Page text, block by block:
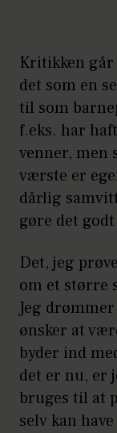
Kritikken går
det som en
til som
f.eks. har
venner, men
værste er
dårlig
gøre det
Det, jeg
om et større
Jeg
ønsker at
byder ind
det er nu, er
bruges til at
selv kan